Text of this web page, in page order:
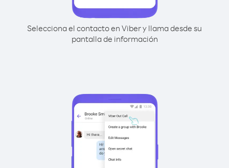
Selecciona el contacto en Viber y llama desde su
pantalla de información